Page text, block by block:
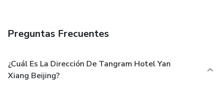
Preguntas Frecuentes
¿Cuál Es La Dirección De Tangram Hotel Yan
Xiang Beijing?